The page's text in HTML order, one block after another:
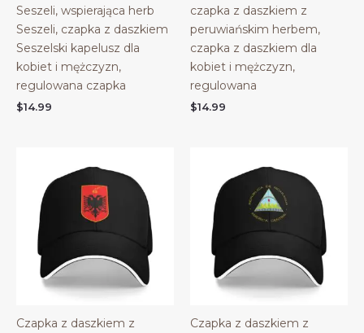
Seszeli, wspierająca herb
Seszeli, czapka z daszkiem
Seszelski kapelusz dla
kobiet i mężczyzn,
regulowana czapka
$14.99
czapka z daszkiem z
peruwiańskim herbem,
czapka z daszkiem dla
kobiet i mężczyzn,
regulowana
$14.99
Czapka z daszkiem z
Czapka z daszkiem z